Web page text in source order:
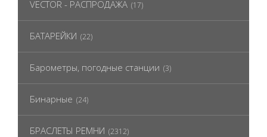
VECTOR - РАСПРОДАЖА (17)
БАТАРЕЙКИ (22)
Барометры, погодные станции (3)
Бинарные (24)
БРАСЛЕТЫ РЕМНИ (2312)